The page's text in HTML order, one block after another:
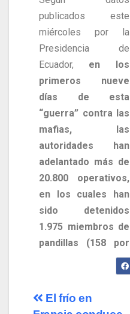
publicados este
miércoles por la
Presidencia de
Ecuador, en los
primeros nueve
días de esta
“guerra” contra las
mafias, las
autoridades han
adelantado más de
20.800 operativos,
en los cuales han
sido detenidos
1.975 miembros de
pandillas (158 por
El frío en